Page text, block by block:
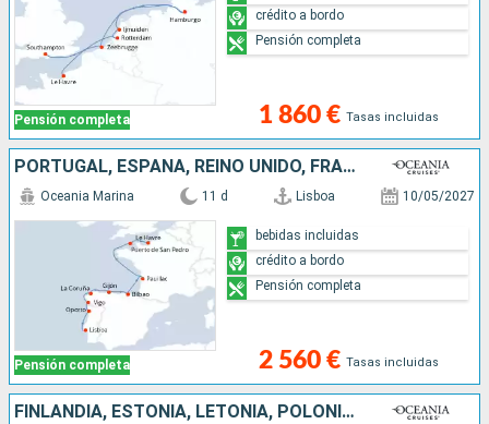
Pensión completa 1 860 € Tasas incluidas
crédito a bordo
Pensión completa
PORTUGAL, ESPAÑA, REINO UNIDO, FRANCIA
Pensión completa
Oceania Marina 11 d Lisboa 10/05/2027
2 560 € Tasas incluidas
bebidas incluidas
crédito a bordo
Pensión completa
FINLANDIA, ESTONIA, LETONIA, POLONIA, SUECIA, ALEMANIA, DINAMARCA